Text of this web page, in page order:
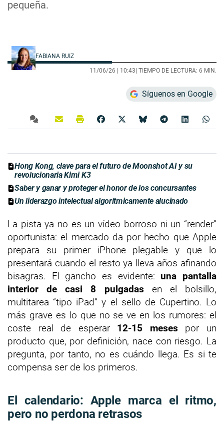
pequeña.
FABIANA RUIZ
11/06/26 | 10:43| TIEMPO DE LECTURA: 6 MIN.
Síguenos en Google
Hong Kong, clave para el futuro de Moonshot AI y su
revolucionaria Kimi K3
Saber y ganar y proteger el honor de los concursantes
Un liderazgo intelectual algorítmicamente alucinado
La pista ya no es un vídeo borroso ni un “render”
oportunista: el mercado da por hecho que Apple
prepara su primer iPhone plegable y que lo
presentará cuando el resto ya lleva años afinando
bisagras. El gancho es evidente: una pantalla
interior de casi 8 pulgadas en el bolsillo,
multitarea “tipo iPad” y el sello de Cupertino. Lo
más grave es lo que no se ve en los rumores: el
coste real de esperar 12-15 meses por un
producto que, por definición, nace con riesgo. La
pregunta, por tanto, no es cuándo llega. Es si te
compensa ser de los primeros.
El calendario: Apple marca el ritmo,
pero no perdona retrasos